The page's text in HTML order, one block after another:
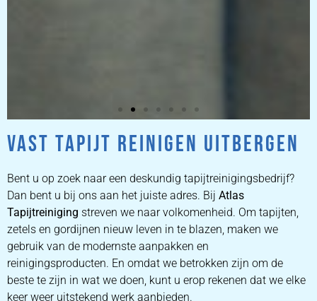
ZETEL
REINIGEN
ZETEL REINIGEN DOOR
PROFESSIONALS
VAST TAPIJT REINIGEN UITBERGEN
Bent u op zoek naar een deskundig tapijtreinigingsbedrijf?
Dan bent u bij ons aan het juiste adres. Bij Atlas
Tapijtreiniging streven we naar volkomenheid. Om tapijten,
zetels en gordijnen nieuw leven in te blazen, maken we
gebruik van de modernste aanpakken en
reinigingsproducten. En omdat we betrokken zijn om de
beste te zijn in wat we doen, kunt u erop rekenen dat we elke
keer weer uitstekend werk aanbieden.